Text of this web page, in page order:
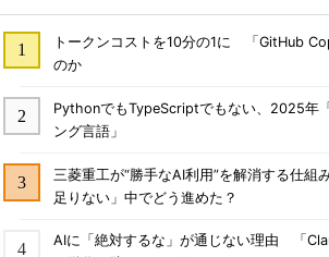
トークンコストを10分の1に 「GitHub
のか
PythonでもTypeScriptでもない、2025年
ング言語」
三菱重工が“勝手なAI利用”を解消する仕
足りない」中でどう進めた？
AIに「絶対するな」が通じない理由 「